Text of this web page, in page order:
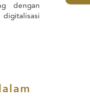
dengan
digitalisasi